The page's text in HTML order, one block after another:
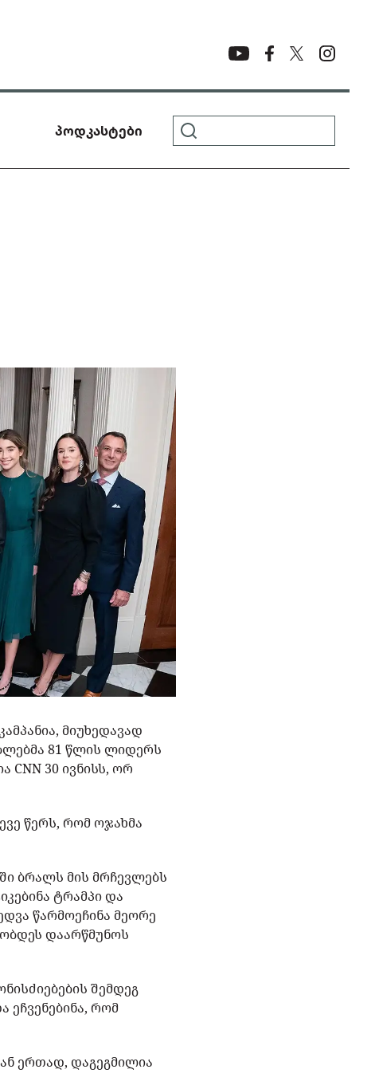
პოდკასტები
მიუხედავად
81 წლის ლიდერს
30 ივნისს, ორ
წერს, რომ ოჯახმა
ბრალს მის მრჩევლებს
ტრამპი და
წარმოეჩინა მეორე
დაარწმუნოს
შემდეგ
ეჩვენებინა, რომ
ერთად, დაგეგმილია